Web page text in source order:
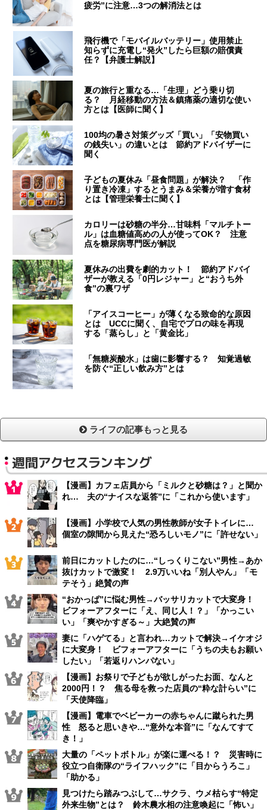
疲労”に注意…3つの解消法とは
飛行機で「モバイルバッテリー」使用禁止
知らずに充電し“発火”したら巨額の賠償責
任？【弁護士解説】
夏の旅行と重なる…「生理」どう乗り切
る？ 月経移動の方法＆鎮痛薬の適切な使い
方とは【医師に聞く】
100均の暑さ対策グッズ「買い」「安物買い
の銭失い」の違いとは 節約アドバイザーに
聞く
子どもの夏休み「昼食問題」が解決？ 「作
り置き冷凍」するとうまみ＆栄養が増す食材
とは【管理栄養士に聞く】
カロリーは砂糖の半分…甘味料「マルチトー
ル」は血糖値高めの人が使ってOK？ 注意
点を糖尿病専門医が解説
夏休みの出費を劇的カット！ 節約アドバイ
ザーが教える「0円レジャー」と“おうち外
食”の裏ワザ
「アイスコーヒー」が薄くなる致命的な原因
とは UCCに聞く、自宅でプロの味を再現
する「蒸らし」と「黄金比」
「無糖炭酸水」は歯に影響する？ 知覚過敏
を防ぐ“正しい飲み方”とは
ライフの記事もっと見る
週間アクセスランキング
【漫画】カフェ店員から「ミルクと砂糖は？」と聞か
れ… 夫の“ナイスな返答”に「これから使います」
【漫画】小学校で人気の男性教師が女子トイレに…
個室の隙間から見えた“恐ろしいモノ”に「許せない」
前日にカットしたのに…“しっくりこない”男性→あか
抜けカットで激変！ 2.9万いいね「別人やん」「モ
テそう」絶賛の声
“おかっぱ”に悩む男性→バッサリカットで大変身！
ビフォーアフターに「え、同じ人！？」「かっこい
い」「爽やかすぎる～」大絶賛の声
妻に「ハゲてる」と言われ…カットで解決→イケオジ
に大変身！ ビフォーアフターに「うちの夫もお願い
したい」「若返りハンパない」
【漫画】お祭りで子どもが欲しがったお面、なんと
2000円！？ 焦る母を救った店員の“粋な計らい”に
「天使降臨」
【漫画】電車でベビーカーの赤ちゃんに蹴られた男
性 怒ると思いきや…“意外な本音”に「なんてすて
き！」
大量の「ペットボトル」が楽に運べる！？ 災害時に
役立つ自衛隊の“ライフハック”に「目からうろこ」
「助かる」
見つけたら踏みつぶして…サクラ、ウメ枯らす“特定
外来生物”とは？ 鈴木農水相の注意喚起に「怖い」